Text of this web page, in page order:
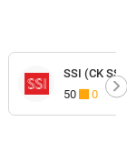
SSI (CK
50
0